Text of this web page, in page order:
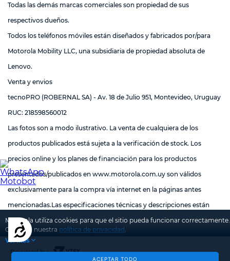
Accesibilidad
Motorola utiliza cookies para que el sitio pueda funcionar correctamente.
Conozca nuestra política de privacidad.
Ver más
ACEPTAR TODO
Todas las demás marcas comerciales son propiedad de sus
respectivos dueños.
Todos los teléfonos móviles están diseñados y fabricados por/para
Motorola Mobility LLC, una subsidiaria de propiedad absoluta de
Lenovo.
Venta y envios
tecnoPRO (ROBERNAL SA) - Av. 18 de Julio 951, Montevideo, Uruguay
RUC: 218598560012
Las fotos son a modo ilustrativo. La venta de cualquiera de los
productos publicados está sujeta a la verificación de stock. Los
precios online y los planes de financiación para los productos
presentados/publicados en www.motorola.com.uy son válidos
exclusivamente para la compra vía internet en la páginas antes
mencionadas.Las especificaciones técnicas y descripciones están
sujetas a cambios sin previo aviso
Powered by: